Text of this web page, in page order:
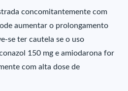
concomitantemente com
aumentar o prolongamento
se ter cautela se o uso
150 mg e amiodarona for
com alta dose de